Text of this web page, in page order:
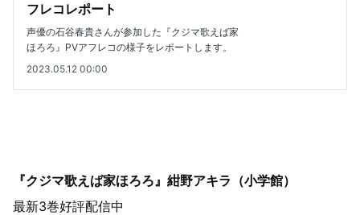
フレコレポート
声優の石谷春貴さんが参加した『クジマ歌えば家
ほろろ』PVアフレコの様子をレポートします。
2023.05.12 00:00
『クジマ歌えば家ほろろ』紺野アキラ（小学館）
最新3巻好評配信中